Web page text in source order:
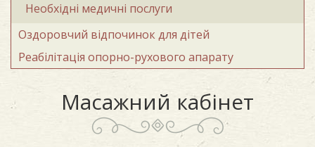
Необхідні медичні послуги
Оздоровчий відпочинок для дітей
Реабілітація опорно-рухового апарату
Масажний кабінет